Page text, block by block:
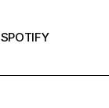
SPOTIFY